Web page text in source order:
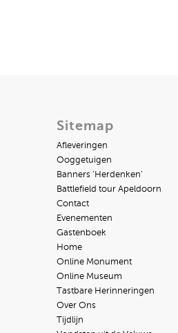
Sitemap
Afleveringen
Ooggetuigen
Banners ‘Herdenken’
Battlefield tour Apeldoorn
Contact
Evenementen
Gastenboek
Home
Online Monument
Online Museum
Tastbare Herinneringen
Over Ons
Tijdlijn